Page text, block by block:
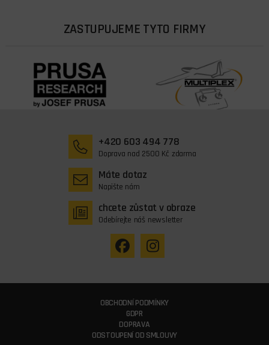
ZASTUPUJEME TYTO FIRMY
+420 603 494 778
Doprava nad 2500 Kč zdarma
Máte dotaz
Napište nám
chcete zůstat v obraze
Odebírejte náš newsletter
OBCHODNÍ PODMÍNKY
GDPR
DOPRAVA
ODSTOUPENÍ OD SMLOUVY